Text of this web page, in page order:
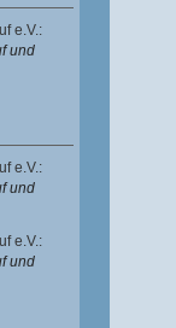
e.V.:
und
e.V.:
und
e.V.:
und